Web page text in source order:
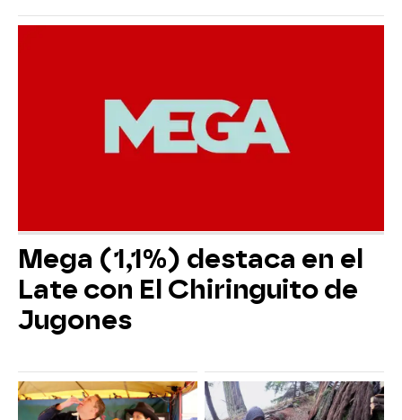
Mega (1,1%) destaca en el
Late con El Chiringuito de
Jugones